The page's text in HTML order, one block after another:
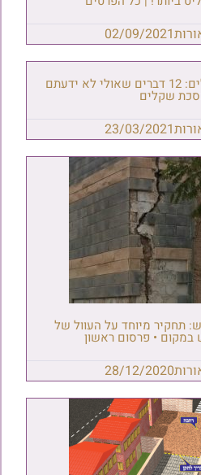
02/09/2021
לרגל תחילת מסכת שקלים: 12 דברים שאולי לא ידעתם
שקלים
23/03/2021
תחקיר מיוחד על העוול של
במקום • פרסום ראשון
28/12/2020